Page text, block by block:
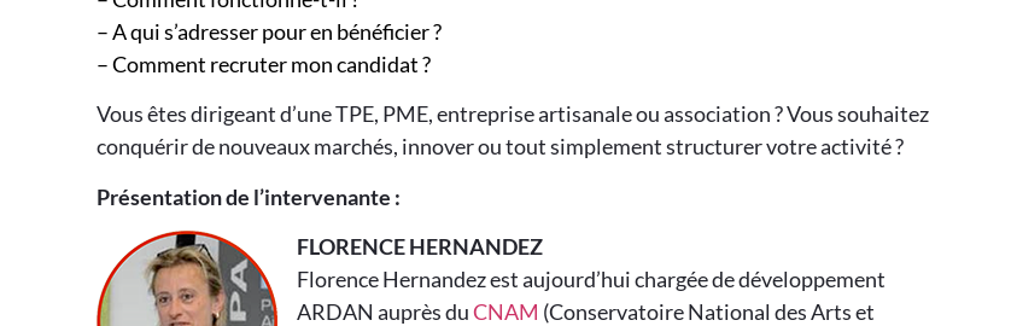
– A qui s’adresser pour en bénéficier ?
– Comment recruter mon candidat ?
Vous êtes dirigeant d’une TPE, PME, entreprise artisanale ou association ? Vous souhaitez
conquérir de nouveaux marchés, innover ou tout simplement structurer votre activité ?
Présentation de l’intervenante :
FLORENCE HERNANDEZ
Florence Hernandez est aujourd’hui chargée de développement
ARDAN auprès duCNAM (Conservatoire National des Arts et